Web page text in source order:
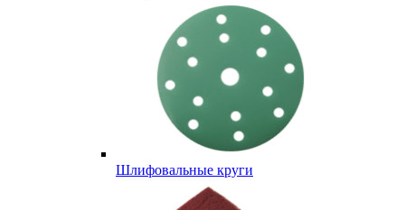
Шлифовальные круги